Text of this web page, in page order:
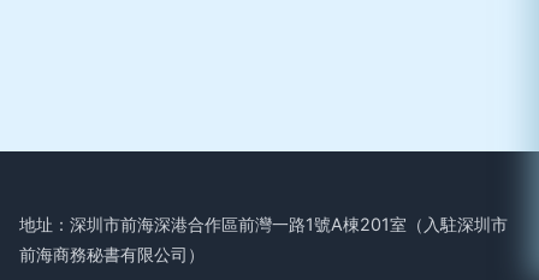
地址：深圳市前海深港合作區前灣一路1號A棟201室（入駐深圳市
前海商務秘書有限公司）